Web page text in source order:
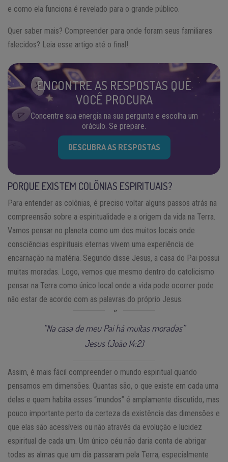
e como ela funciona é revelado para o grande público.
Quer saber mais? Compreender para onde foram seus familiares
falecidos? Leia esse artigo até o final!
ENCONTRE AS RESPOSTAS QUE
VOCÊ PROCURA
Concentre sua energia na sua pergunta e escolha um
oráculo. Se prepare.
DESCUBRA AS RESPOSTAS
PORQUE EXISTEM COLÔNIAS ESPIRITUAIS?
Para entender as colônias, é preciso voltar alguns passos atrás na
compreensão sobre a espiritualidade e a origem da vida na Terra.
Vamos pensar no planeta como um dos muitos locais onde
consciências espirituais eternas vivem uma experiência de
encarnação na matéria. Segundo disse Jesus, a casa do Pai possui
muitas moradas. Logo, vemos que mesmo dentro do catolicismo
pensar na Terra como único local onde a vida pode ocorrer pode
não estar de acordo com as palavras do próprio Jesus.
“Na casa de meu Pai há muitas moradas”
Jesus (João 14:2)
Assim, é mais fácil compreender o mundo espiritual quando
pensamos em dimensões. Quantas são, o que existe em cada uma
delas e quem habita esses “mundos” é amplamente discutido, mas
pouco importante perto da certeza da existência das dimensões e
que elas são acessíveis ou não através da evolução e lucidez
espiritual de cada um. Um único céu não daria conta de abrigar
todas as almas que um dia passaram pela Terra, especialmente